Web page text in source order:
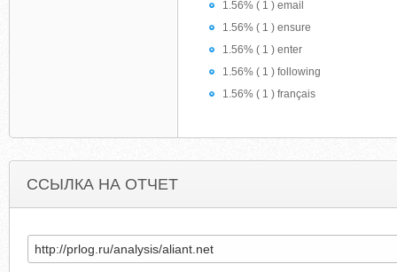
1.56% ( 1 ) email
1.56% ( 1 ) ensure
1.56% ( 1 ) enter
1.56% ( 1 ) following
1.56% ( 1 ) français
ССЫЛКА НА ОТЧЕТ